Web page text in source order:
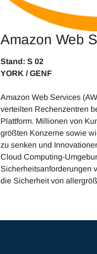
Amazon Web
YORK / GENF
Amazon Web Services
verteilten Rechenzentren
Plattform. Millionen von
größten Konzerne sowie
zu senken und
Cloud Computing-
Sicherheitsanforderungen
die Sicherheit von